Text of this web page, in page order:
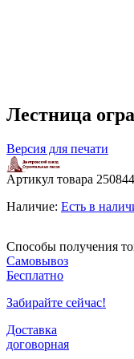
Лестница
Версия для печати
Артикул товара
Наличие: Есть в
Способы получения
Самовывоз
Бесплатно
Забирайте сейчас!
Доставка
договорная